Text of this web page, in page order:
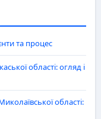
та процес
області: огляд і
області: